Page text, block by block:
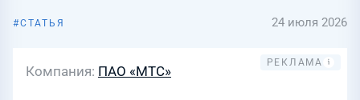
СТАТЬЯ 24 июля 2026
Компания ПАО «МТС»